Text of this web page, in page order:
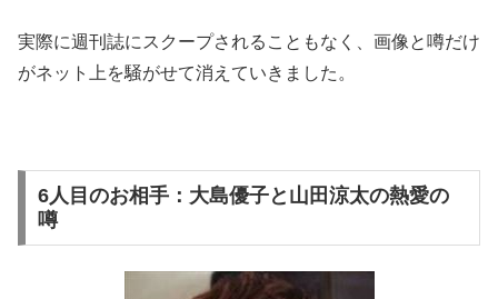
実際に週刊誌にスクープされることもなく、画像と噂だけ
がネット上を騒がせて消えていきました。
6人目のお相手：大島優子と山田涼太の熱愛の
噂